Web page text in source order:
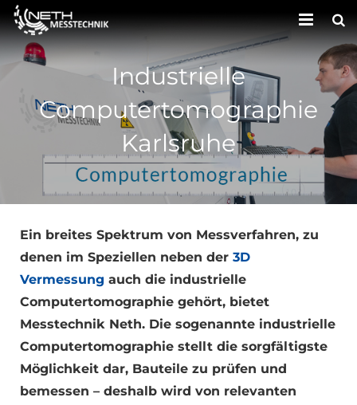
HOME
KONTAKT
Industrielle
Computertomographie
Karlsruhe
Ein breites Spektrum von Messverfahren, zu
denen im Speziellen neben der 3D
Vermessung auch die industrielle
Computertomographie gehört, bietet
Messtechnik Neth. Die sogenannte industrielle
Computertomographie stellt die sorgfältigste
Möglichkeit dar, Bauteile zu prüfen und
bemessen – deshalb wird von relevanten